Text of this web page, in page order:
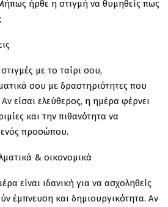
ήρθε η στιγμή να θυμηθείς πως
με το ταίρι σου,
σου με δραστηριότητες που
είσαι ελεύθερος, η ημέρα φέρνει
και την πιθανότητα να
προσώπου.
& οικονομικά
είναι ιδανική για να ασχοληθείς
έμπνευση και δημιουργικότητα. Αν